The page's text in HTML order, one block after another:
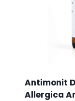
Antimonit
Allergica